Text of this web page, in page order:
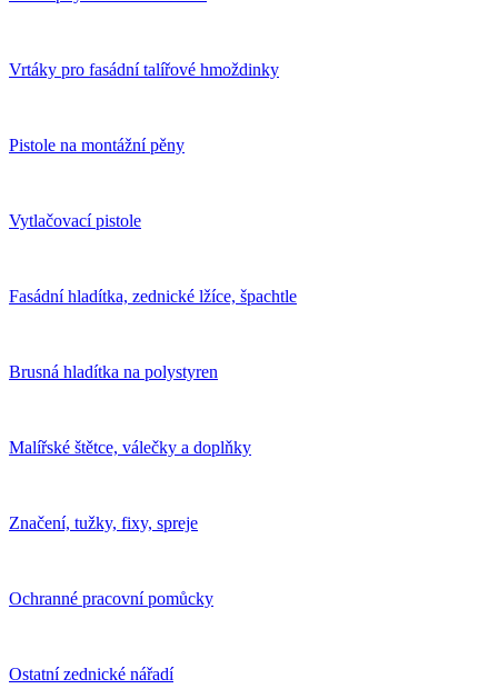
Vrtáky pro fasádní talířové hmoždinky
Pistole na montážní pěny
Vytlačovací pistole
Fasádní hladítka, zednické lžíce, špachtle
Brusná hladítka na polystyren
Malířské štětce, válečky a doplňky
Značení, tužky, fixy, spreje
Ochranné pracovní pomůcky
Ostatní zednické nářadí